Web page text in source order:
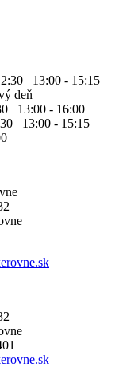
13:00 - 15:15
deň
13:00 - 16:00
13:00 - 15:15